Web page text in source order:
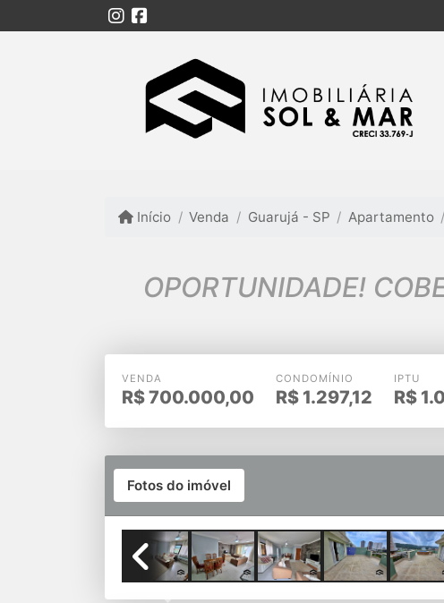
Início Venda Guarujá - SP Apartamento
OPORTUNIDADE!
VENDA
R$700.000,00
CONDOMÍNIO
R$ 1.297,12
IPTU
R$
Fotos do imóvel